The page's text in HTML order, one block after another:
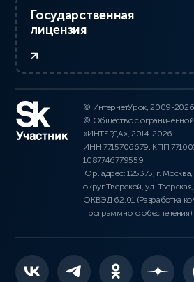
Государственная
лицензия
© ИнтернетУрок, 2009-2026
© Общество с ограниченной
«ИНТЕРДА», 2014-2026
ИНН 7715706679, КПП
1087746779559
Юр. адрес: 125375, г.
округ Тверской, ул.
ОКВЭД 62.01 (Разработка
программного обеспечения)